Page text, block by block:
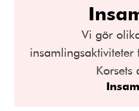
Vi gör
Korsets